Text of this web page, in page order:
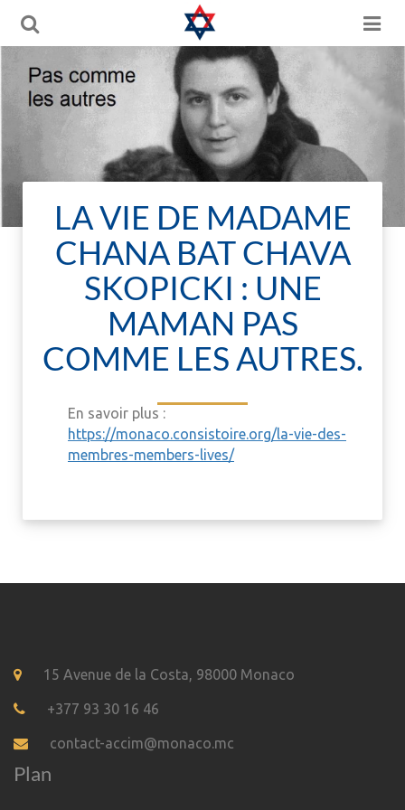
LA VIE DE MADAME
CHANA BAT CHAVA
SKOPICKI : UNE
MAMAN PAS
COMME LES AUTRES.
En savoir plus :
https://monaco.consistoire.org/la-vie-des-
membres-members-lives/
15 Avenue de la Costa, 98000 Monaco
+377 93 30 16 46
contact-accim@monaco.mc
Plan